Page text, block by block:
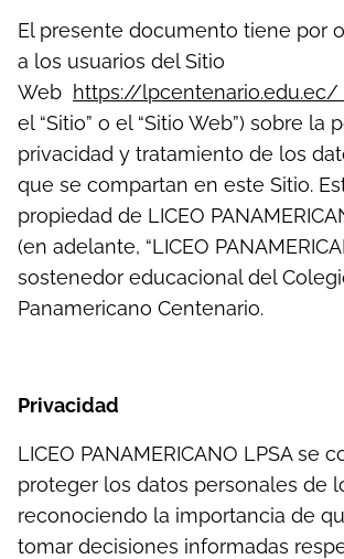
El presente documento tiene por
a los usuarios del Sitio
Web https://lpcentenario.edu.ec/
el “Sitio” o el “Sitio Web”) sobre la
privacidad y tratamiento de los
que se compartan en este Sitio.
propiedad de LICEO
(en adelante, “LICEO
sostenedor educacional del
Panamericano Centenario.
Privacidad
LICEO PANAMERICANO LPSA se
proteger los datos personales de
reconociendo la importancia de
tomar decisiones informadas